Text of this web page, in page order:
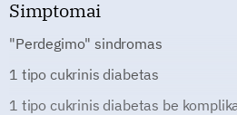
Simptomai
"Perdegimo" sindromas
1 tipo cukrinis diabetas
1 tipo cukrinis diabetas be